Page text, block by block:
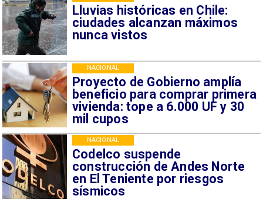
Lluvias históricas en Chile:
ciudades alcanzan máximos
nunca vistos
Proyecto de Gobierno amplía
beneficio para comprar primera
vivienda: tope a 6.000 UF y 30
mil cupos
NACIONAL
Codelco suspende
construcción de Andes Norte
en El Teniente por riesgos
sísmicos
NACIONAL